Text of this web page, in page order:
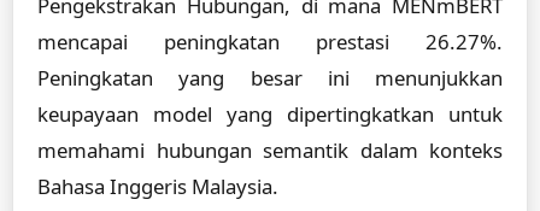
mencapai peningkatan prestasi 26.27%.
Peningkatan yang besar ini menunjukkan
keupayaan model yang dipertingkatkan untuk
memahami hubungan semantik dalam konteks
Bahasa Inggeris Malaysia.